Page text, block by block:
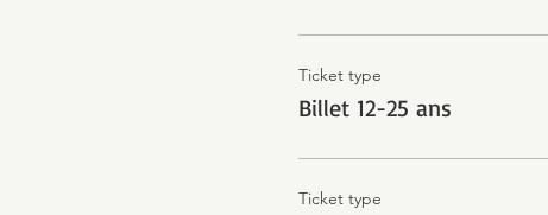
Ticket type
Billet 12-25 ans
Ticket type